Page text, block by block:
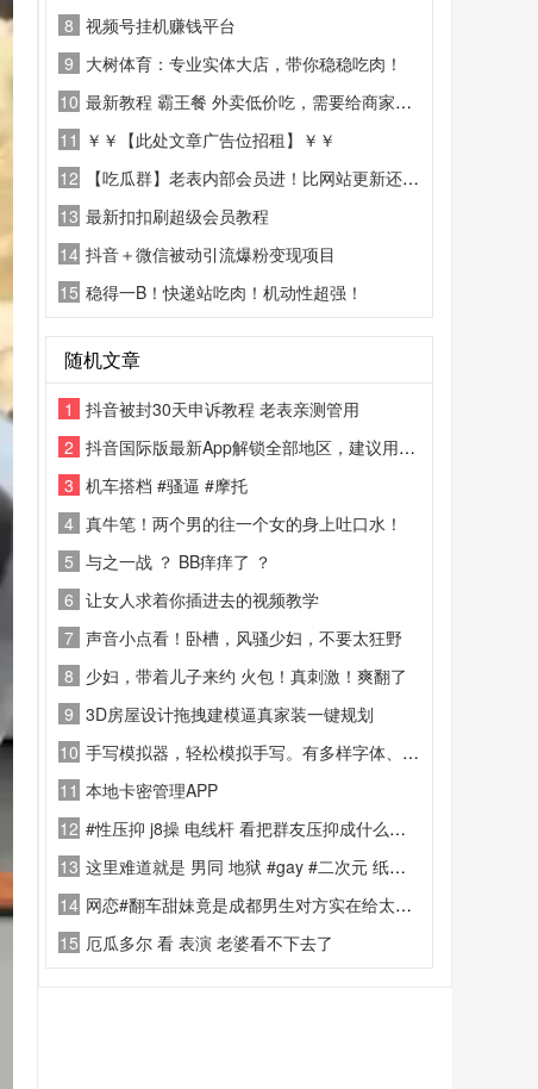
8 视频号挂机赚钱平台
9 大树体育：专业实体大店，带你稳稳吃肉！
10 最新教程 霸王餐 外卖低价吃，需要给商家好评
11 ￥￥【此处文章广告位招租】￥￥
12
【吃瓜群】老表内部会员进！比网站更新还精彩！
13 最新扣扣刷超级会员教程
14 抖音＋微信被动引流爆粉变现项目
15 稳得一B！快递站吃肉！机动性超强！
随机文章
1
抖音被封30天申诉教程 老表亲测管用
2 抖音国际版最新App解锁全部地区，建议用邮箱注册登录.
3 机车搭档 #骚逼 #摩托
4 真牛笔！两个男的往一个女的身上吐口水！
5 与之一战 ？ BB痒痒了 ？
6 让女人求着你插进去的视频教学
7 声音小点看！卧槽，风骚少妇，不要太狂野
8 少妇，带着儿子来约 火包！真刺激！爽翻了
9 3D房屋设计拖拽建模逼真家装一键规划
10 手写模拟器，轻松模拟手写。有多样字体、纸张可选，还能精细调整参数，生成超逼真手写稿
11 本地卡密管理APP
12 #性压抑 j8操 电线杆 看把群友压抑成什么样了！
13 这里难道就是 男同 地狱 #gay #二次元 纸片人 闹麻了
14 网恋#翻车甜妹竟是成都男生对方实在给太多了，事后晒肛肠病历吐槽疼到失眠，笑疯了了 #gay #聊天记录 屁眼怪 闹麻了 ！
15 厄瓜多尔 看 表演 老婆看不下去了